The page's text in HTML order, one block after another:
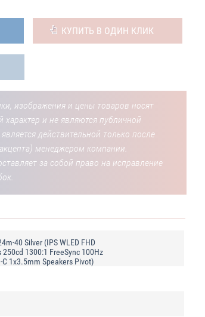
КУПИТЬ В ОДИН КЛИК
изображения и цены товаров носят
и не являются публичной
действительной только после
менеджером компании.
за собой право на исправление
40 Silver (IPS WLED FHD
1300:1 FreeSync 100Hz
C 1x3.5mm Speakers Pivot)